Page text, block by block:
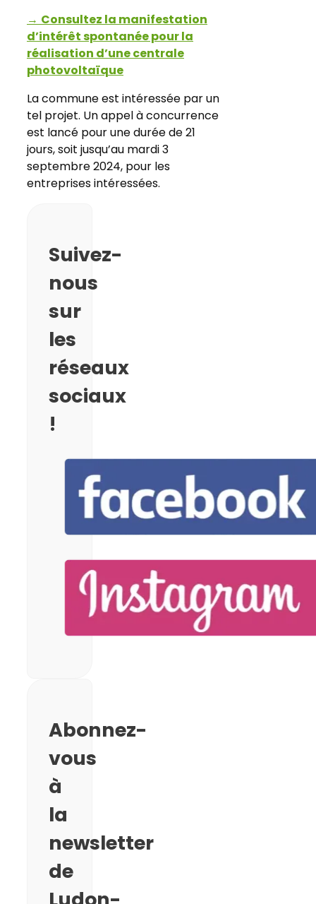
→ Consultez la manifestation
d’intérêt spontanée pour la
réalisation d’une centrale
photovoltaïque
La commune est intéressée par un
tel projet. Un appel à concurrence
est lancé pour une durée de 21
jours, soit jusqu’au mardi 3
septembre 2024, pour les
entreprises intéressées.
Suivez-
nous
sur
les
réseaux
sociaux
!
Abonnez-
vous
à
la
newsletter
de